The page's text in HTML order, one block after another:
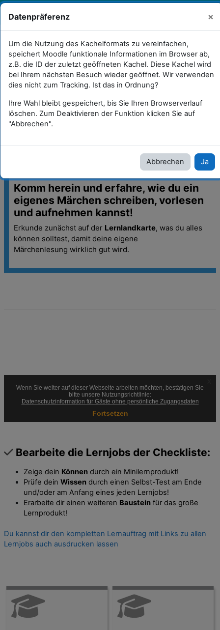
Zum Hauptinhalt
Kopierfähige Praxisbeispiele
Lernland digital (für Lernende in Selbsttätigkeit)
Im Märchenwald (5)
Im Märchenwald (5)
Komm herein und erfahre, wie du ein
eigenes Märchen schreiben, vorlesen
und aufnehmen kannst!
Erkunde zunächst auf der Lernlandkarte, was du alles
können solltest, damit deine eigene
Märchenlesung wirklich gut wird.
Bearbeite die Lernjobs der Checkliste:
Zeige dein Können durch ein Minilernprodukt!
Prüfe dein Wissen durch einen Selbst-Test am Ende
und/oder am Anfang eines jeden Lernjobs!
Erarbeite dir einen weiteren Baustein für das große
Lernprodukt!
Du kannst dir den kompletten Lernauftrag mit Links zu allen
Lernjobs auch ausdrucken lassen
Datenpräferenz ×
Um die Nutzung des Kachelformats zu vereinfachen,
speichert Moodle funktionale Informationen im Browser ab,
z.B. die ID der zuletzt geöffneten Kachel. Diese Kachel wird
bei Ihrem nächsten Besuch wieder geöffnet. Wir verwenden
dies nicht zum Tracking. Ist das in Ordnung?
Ihre Wahl bleibt gespeichert, bis Sie Ihren Browserverlauf
löschen. Zum Deaktivieren der Funktion klicken Sie auf
"Abbrechen".
Abbrechen Ja